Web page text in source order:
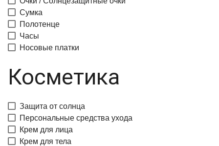
Сумка
Полотенце
Часы
Носовые платки
Косметика
Защита от солнца
Персональные средства ухода
Крем для лица
Крем для тела